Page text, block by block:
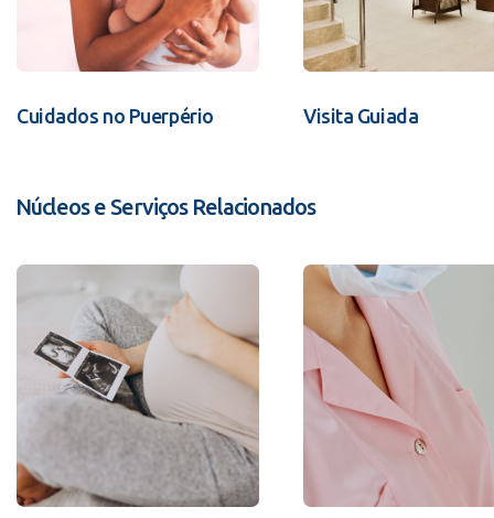
Cuidados no Puerpério Visita Guiada
Núcleos e Serviços Relacionados